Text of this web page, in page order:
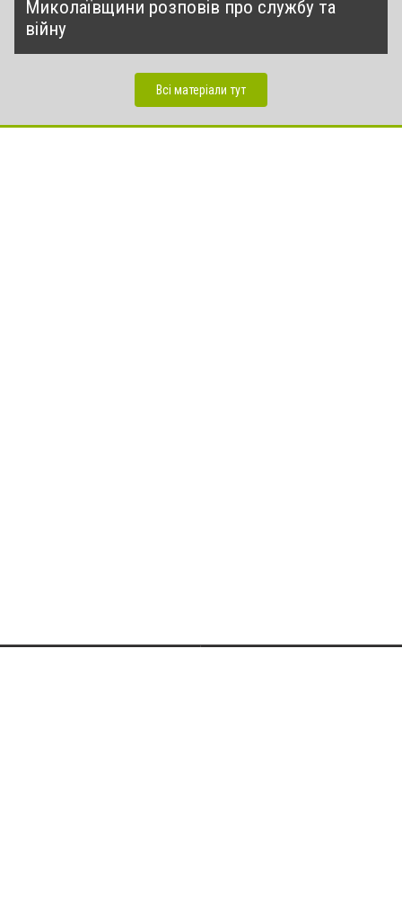
Миколаївщини розповів про службу та
війну
Всі матеріали тут